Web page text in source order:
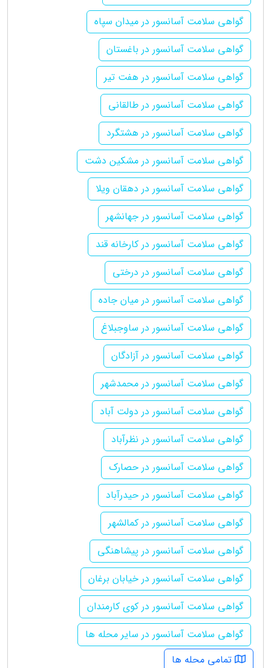
گواهی سلامت آسانسور در میدان سپاه
گواهی سلامت آسانسور در باغستان
گواهی سلامت آسانسور در هفت تیر
گواهی سلامت آسانسور در طالقانی
گواهی سلامت آسانسور در هشتگرد
گواهی سلامت آسانسور در مشکین دشت
گواهی سلامت آسانسور در دهقان ویلا
گواهی سلامت آسانسور در جهانشهر
گواهی سلامت آسانسور در کارخانه قند
گواهی سلامت آسانسور در درختی
گواهی سلامت آسانسور در میان جاده
گواهی سلامت آسانسور در ساوجبلاغ
گواهی سلامت آسانسور در آزادگان
گواهی سلامت آسانسور در محمدشهر
گواهی سلامت آسانسور در دولت آباد
گواهی سلامت آسانسور در نظرآباد
گواهی سلامت آسانسور در حصارک
گواهی سلامت آسانسور در حیدرآباد
گواهی سلامت آسانسور در کمالشهر
گواهی سلامت آسانسور در پیشاهنگی
گواهی سلامت آسانسور در خیابان برغان
گواهی سلامت آسانسور در کوی کارمندان
گواهی سلامت آسانسور در سایر محله ها
تمامی محله ها